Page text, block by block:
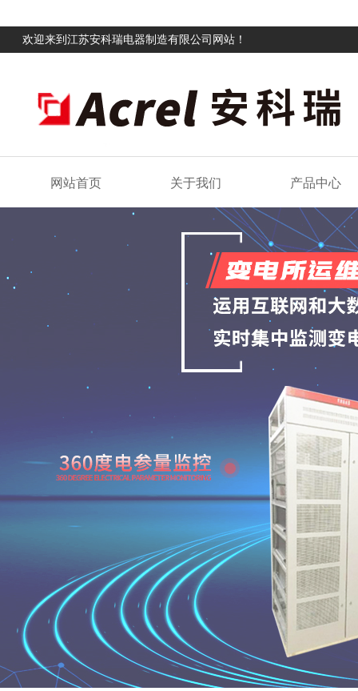
欢迎来到江苏安科瑞电器制造有限公司网站！
网站首页 关于我们 产品中心